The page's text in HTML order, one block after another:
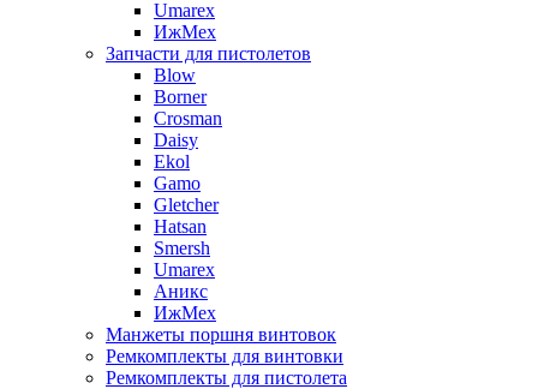
Umarex
ИжМех
Запчасти для пистолетов
Blow
Borner
Crosman
Daisy
Ekol
Gamo
Gletcher
Hatsan
Smersh
Umarex
Аникс
ИжМех
Манжеты поршня винтовок
Ремкомплекты для винтовки
Ремкомплекты для пистолета